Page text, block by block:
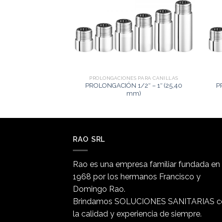
PROLONGACIONES PARA CANILLAS
PROLONGACIÓN 1/2″ – 1″ (25,40
mm)
RAO SRL
Rao es una empresa familiar fundada en
1968 por los hermanos Francisco y
Domingo Rao.
Brindamos SOLUCIONES SANITARIAS
la calidad y experiencia de siempre.